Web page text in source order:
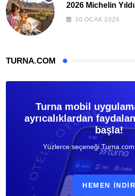
2026 Michelin
30 OCAK 2026
TURNA.COM
Turna mobil
ayrıcalıklardan
başla!
Yüzlerce seçeneği Turna.com
HEMEN İNDIR